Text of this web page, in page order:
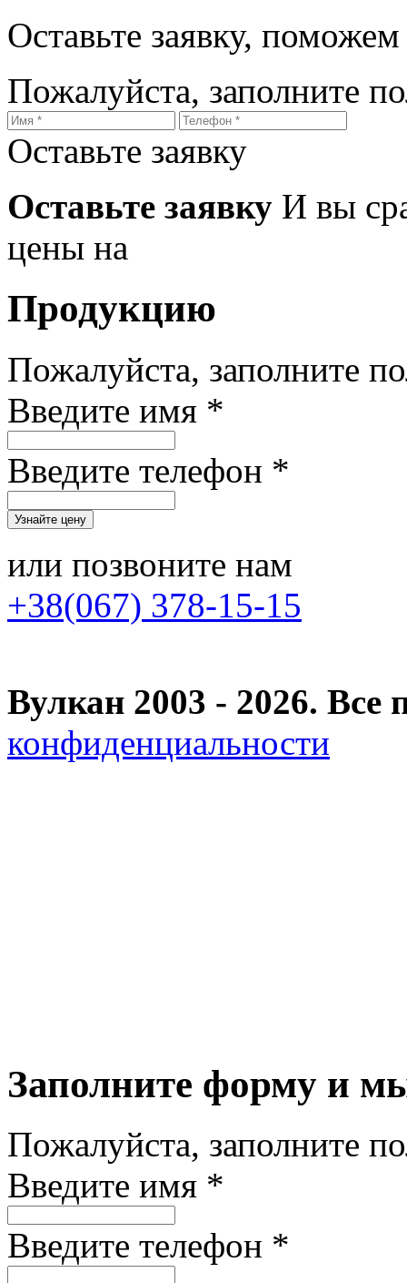
Оставьте заявку,
Пожалуйста, заполните
Оставьте заявку
Оставьте заявку И вы
цены на
Продукцию
Пожалуйста, заполните
Введите имя *
Введите телефон *
или позвоните нам
+38(067) 378-15-15
Вулкан 2003 - 2026.
конфиденциальности
Заполните форму и
Пожалуйста, заполните
Введите имя *
Введите телефон *